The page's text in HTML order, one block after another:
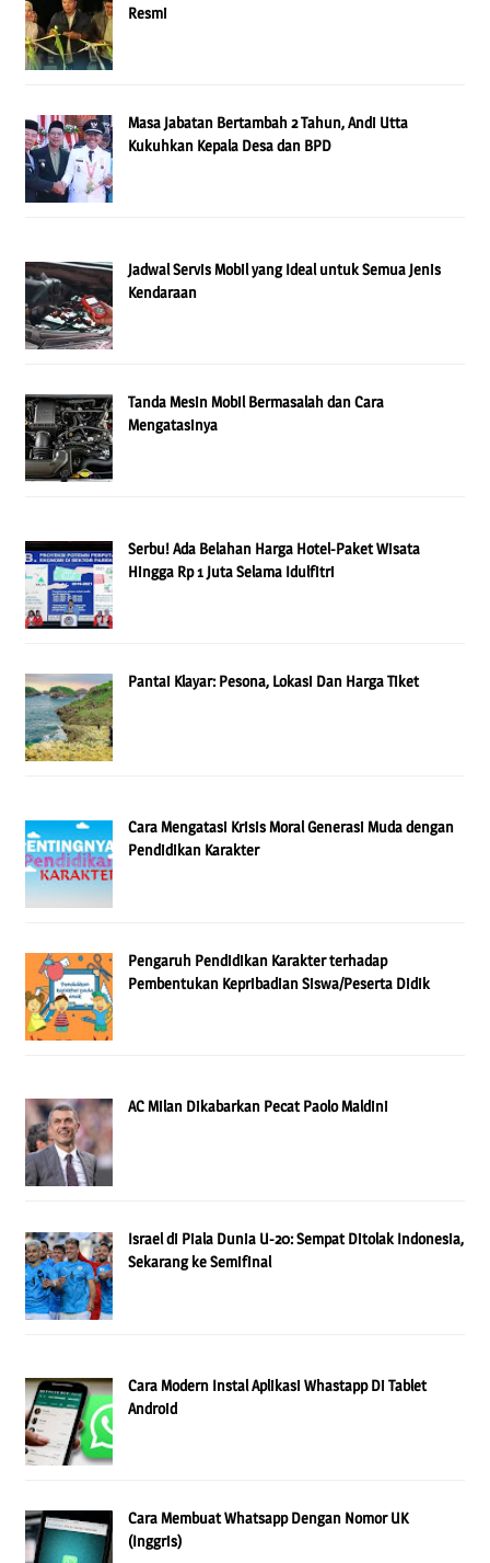
Resmi
Masa Jabatan Bertambah 2 Tahun, Andi Utta
Kukuhkan Kepala Desa dan BPD
Jadwal Servis Mobil yang Ideal untuk Semua Jenis
Kendaraan
Tanda Mesin Mobil Bermasalah dan Cara
Mengatasinya
Serbu! Ada Belahan Harga Hotel-Paket Wisata
Hingga Rp 1 Juta Selama Idulfitri
Pantai Klayar: Pesona, Lokasi Dan Harga Tiket
Cara Mengatasi Krisis Moral Generasi Muda dengan
Pendidikan Karakter
Pengaruh Pendidikan Karakter terhadap
Pembentukan Kepribadian Siswa/Peserta Didik
AC Milan Dikabarkan Pecat Paolo Maldini
Israel di Piala Dunia U-20: Sempat Ditolak Indonesia,
Sekarang ke Semifinal
Cara Modern Instal Aplikasi Whastapp Di Tablet
Android
Cara Membuat Whatsapp Dengan Nomor UK
(Inggris)